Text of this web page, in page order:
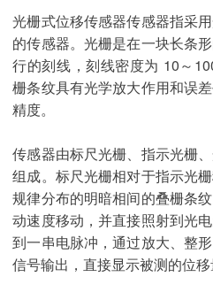
光栅式位移传感器传感器指采
的传感器。光栅是在一块长条
行的刻线，刻线密度为 10～
栅条纹具有光学放大作用和误
精度。
传感器由标尺光栅、指示光栅
组成。标尺光栅相对于指示光
规律分布的明暗相间的叠栅条
动速度移动，并直接照射到光
到一串电脉冲，通过放大、整
信号输出，直接显示被测的位移